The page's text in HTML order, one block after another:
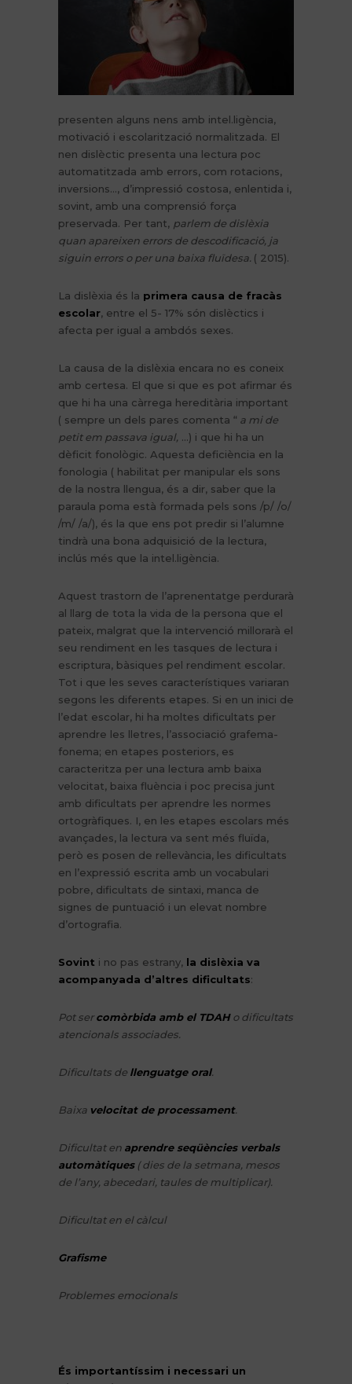
presenten alguns nens amb intel.ligència,
motivació i escolarització normalitzada. El
nen dislèctic presenta una lectura poc
automatitzada amb errors, com rotacions,
inversions…, d’impressió costosa, enlentida i,
sovint, amb una comprensió força
preservada. Per tant, parlem de dislèxia
quan apareixen errors de descodificació, ja
siguin errors o per una baixa fluïdesa. ( 2015).
La dislèxia és la primera causa de fracàs
escolar, entre el 5- 17% són dislèctics i
afecta per igual a ambdós sexes.
La causa de la dislèxia encara no es coneix
amb certesa. El que si que es pot afirmar és
que hi ha una càrrega hereditària important
( sempre un dels pares comenta “ a mi de
petit em passava igual, …) i que hi ha un
dèficit fonològic. Aquesta deficiència en la
fonologia ( habilitat per manipular els sons
de la nostra llengua, és a dir, saber que la
paraula poma està formada pels sons /p/ /o/
/m/ /a/), és la que ens pot predir si l’alumne
tindrà una bona adquisició de la lectura,
inclús més que la intel.ligència.
Aquest trastorn de l’aprenentatge perdurarà
al llarg de tota la vida de la persona que el
pateix, malgrat que la intervenció millorarà el
seu rendiment en les tasques de lectura i
escriptura, bàsiques pel rendiment escolar.
Tot i que les seves característiques variaran
segons les diferents etapes. Si en un inici de
l’edat escolar, hi ha moltes dificultats per
aprendre les lletres, l’associació grafema-
fonema; en etapes posteriors, es
caracteritza per una lectura amb baixa
velocitat, baixa fluència i poc precisa junt
amb dificultats per aprendre les normes
ortogràfiques. I, en les etapes escolars més
avançades, la lectura va sent més fluïda,
però es posen de rellevància, les dificultats
en l’expressió escrita amb un vocabulari
pobre, dificultats de sintaxi, manca de
signes de puntuació i un elevat nombre
d’ortografia.
Sovint i no pas estrany, la dislèxia va
acompanyada d’altres dificultats:
Pot sercomòrbida amb el TDAHo dificultats
atencionals associades.
Dificultats de llenguatge oral.
Baixa velocitat de processament.
Dificultat en aprendre seqüències verbals
automàtiques( dies de la setmana, mesos
de l’any, abecedari, taules de multiplicar).
Dificultat en el càlcul
Grafisme
Problemes emocionals
És importantíssim i necessari un